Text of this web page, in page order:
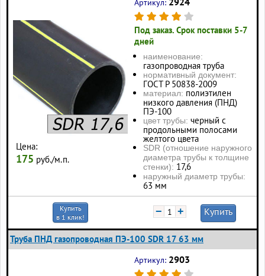
Цена:
175 руб./м.п.
Артикул:
Под заказ. Срок поставки 5-7
дней
наименование:
газопроводная труба
нормативный документ:
ГОСТ Р 50838-2009
материал: полиэтилен
низкого давления (ПНД)
ПЭ-100
цвет трубы: черный с
продольными полосами
желтого цвета
SDR (отношение наружного
диаметра трубы к толщине
стенки): 17,6
наружный диаметр трубы:
63 мм
Купить
в 1 клик!
− + Купить
Труба ПНД газопроводная ПЭ-100 SDR 17 63 мм
Артикул: 2903